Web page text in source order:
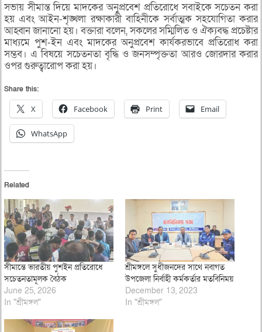
সভায় সীমান্ত দিয়ে মাদকের অনুপ্রবেশ প্রতিরোধে সবাইকে সচেতন করা
হয় এবং আইন-শৃঙ্খলা রক্ষাকারী বাহিনীকে সর্বাত্মক সহযোগিতা করার
আহ্বান জানানো হয়। বক্তারা বলেন, সকলের সম্মিলিত ও ঐক্যবদ্ধ প্রচেষ্টার
মাধ্যমে পুশ-ইন এবং মাদকের অনুপ্রবেশ কার্যকরভাবে প্রতিরোধ করা
সম্ভব। এ বিষয়ে সচেতনতা বৃদ্ধি ও জনসম্পৃক্ততা আরও জোরদার করার
ওপর গুরুত্বারোপ করা হয়।
Share this:
X Facebook Print Email
WhatsApp
Related
সীমান্তে ভারতীয় পুশইন প্রতিরোধে
সচেতনতামূলক বৈঠক
June 25, 2026
In "শ্রীমঙ্গল"
শ্রীমঙ্গলে সুধীজনদের সাথে নবাগত
উপজেলা নির্বাহী কর্মকর্তার মতবিনিময়
December 13, 2023
In "শ্রীমঙ্গল"